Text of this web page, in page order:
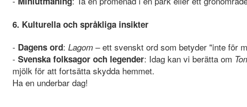
6. Kulturella och språkliga insikter
- Dagens ord: Lagom – ett svenskt ord som betyder "inte för
- Svenska folksagor och legender: Idag kan vi berätta om
mjölk för att fortsätta skydda hemmet.
Ha en underbar dag!